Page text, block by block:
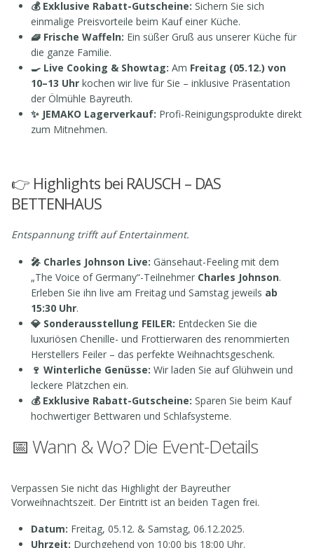
💰 Exklusive Rabatt-Gutscheine: Sichern Sie sich
einmalige Preisvorteile beim Kauf einer Küche.
🧇 Frische Waffeln: Ein süßer Gruß aus unserer Küche für
die ganze Familie.
🍳 Live Cooking & Showtag: Am Freitag (05.12.) von
10–13 Uhr kochen wir live für Sie – inklusive Präsentation
der Ölmühle Bayreuth.
✨ JEMAKO Lagerverkauf: Profi-Reinigungsprodukte direkt
zum Mitnehmen.
👉 Highlights bei RAUSCH – DAS
BETTENHAUS
Entspannung trifft auf Entertainment.
🎤 Charles Johnson Live: Gänsehaut-Feeling mit dem
„The Voice of Germany“-Teilnehmer Charles Johnson.
Erleben Sie ihn live am Freitag und Samstag jeweils ab
15:30 Uhr.
💎 Sonderausstellung FEILER: Entdecken Sie die
luxuriösen Chenille- und Frottierwaren des renommierten
Herstellers Feiler – das perfekte Weihnachtsgeschenk.
🍷 Winterliche Genüsse: Wir laden Sie auf Glühwein und
leckere Plätzchen ein.
💰 Exklusive Rabatt-Gutscheine: Sparen Sie beim Kauf
hochwertiger Bettwaren und Schlafsysteme.
📅 Wann & Wo? Die Event-Details
Verpassen Sie nicht das Highlight der Bayreuther
Vorweihnachtszeit. Der Eintritt ist an beiden Tagen frei.
Datum: Freitag, 05.12. & Samstag, 06.12.2025.
Uhrzeit: Durchgehend von 10:00 bis 18:00 Uhr.